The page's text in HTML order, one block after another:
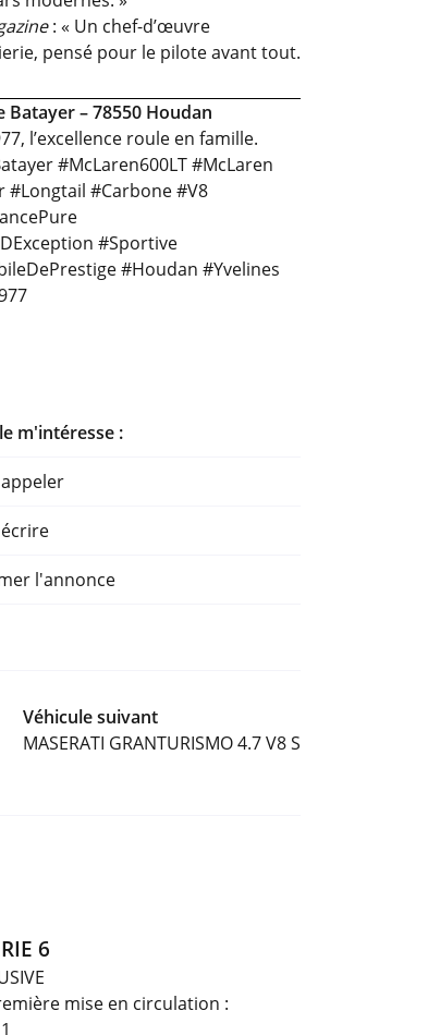
: « Un chef-d’œuvre
pensé pour le pilote avant tout.
Batayer – 78550 Houdan
l’excellence roule en famille.
#McLaren600LT #McLaren
#Longtail #Carbone #V8
#Sportive
#Houdan #Yvelines
m'intéresse :
l'annonce
Véhicule suivant
MASERATI GRANTURISMO 4.7 V8 S
6
mise en circulation :